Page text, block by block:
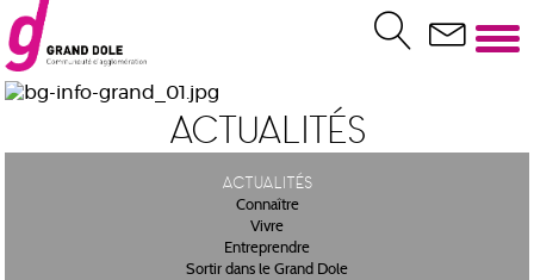
Actualités
Actualités
Connaître
Vivre
Entreprendre
Sortir dans le Grand Dole